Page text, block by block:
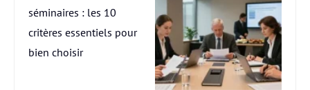
séminaires : les 10
critères essentiels pour
bien choisir